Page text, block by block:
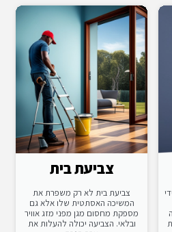
צביעת בית
צביעת בית לא רק משפרת את
המשיכה האסתטית שלו אלא גם
מספקת מחסום מגן מפני מזג אוויר
ובלאי. הצביעה יכולה להעלות את